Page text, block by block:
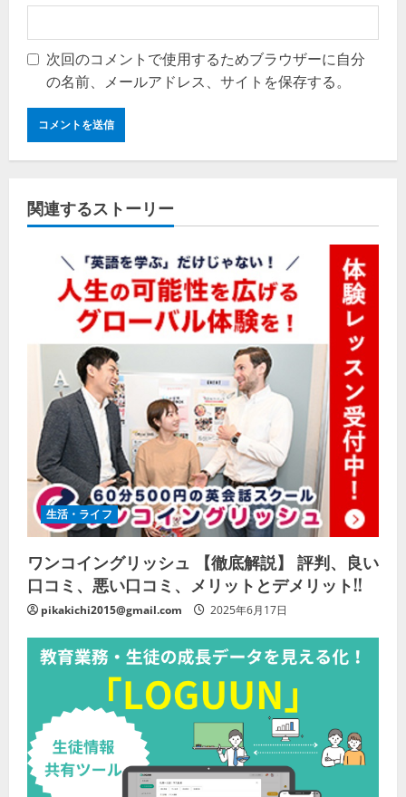
次回のコメントで使用するためブラウザーに自分
の名前、メールアドレス、サイトを保存する。
関連するストーリー
生活・ライフ
ワンコイングリッシュ 【徹底解説】 評判、良い
口コミ、悪い口コミ、メリットとデメリット!!
pikakichi2015@gmail.com 2025年6月17日